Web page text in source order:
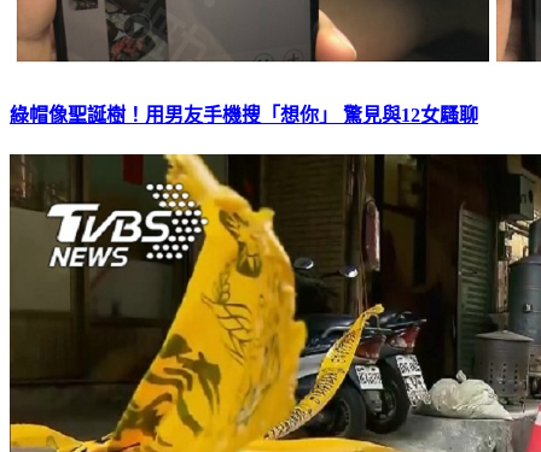
綠帽像聖誕樹！用男友手機搜「想你」 驚見與12女騷聊